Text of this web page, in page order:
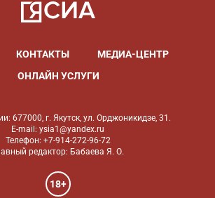
КОНТАКТЫ
МЕДИА-ЦЕНТР
ОНЛАЙН УСЛУГИ
677000, г. Якутск, ул. Орджоникидзе, 31.
E-mail: ysia1@yandex.ru
Телефон: +7-914-272-96-72
редактор: Бабаева Я. О.
18+